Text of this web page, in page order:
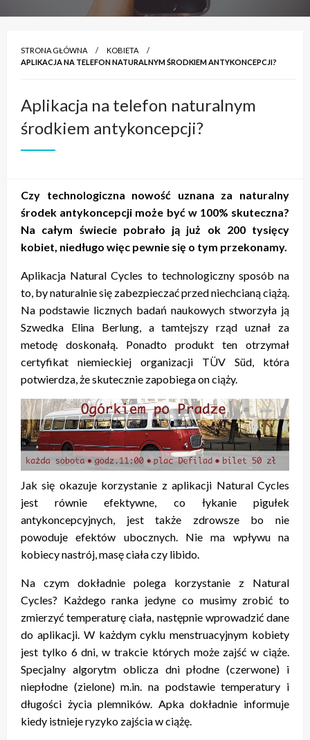
STRONA GŁÓWNA
KOBIETA
APLIKACJA NA TELEFON NATURALNYM ŚRODKIEM ANTYKONCEPCJI?
Aplikacja na telefon naturalnym
środkiem antykoncepcji?
Czy technologiczna nowość uznana za naturalny
środek antykoncepcji może być w 100% skuteczna?
Na całym świecie pobrało ją już ok 200 tysięcy
kobiet, niedługo więc pewnie się o tym przekonamy.
Aplikacja Natural Cycles to technologiczny sposób na
to, by naturalnie się zabezpieczać przed niechcianą ciążą.
Na podstawie licznych badań naukowych stworzyła ją
Szwedka Elina Berlung, a tamtejszy rząd uznał za
metodę doskonałą. Ponadto produkt ten otrzymał
certyfikat niemieckiej organizacji TÜV Süd, która
potwierdza, że skutecznie zapobiega on ciąży.
Jak się okazuje korzystanie z aplikacji Natural Cycles
jest równie efektywne, co łykanie pigułek
antykoncepcyjnych, jest także zdrowsze bo nie
powoduje efektów ubocznych. Nie ma wpływu na
kobiecy nastrój, masę ciała czy libido.
Na czym dokładnie polega korzystanie z Natural
Cycles? Każdego ranka jedyne co musimy zrobić to
zmierzyć temperaturę ciała, następnie wprowadzić dane
do aplikacji. W każdym cyklu menstruacyjnym kobiety
jest tylko 6 dni, w trakcie których może zajść w ciąże.
Specjalny algorytm oblicza dni płodne (czerwone) i
niepłodne (zielone) m.in. na podstawie temperatury i
długości życia plemników. Apka dokładnie informuje
kiedy istnieje ryzyko zajścia w ciążę.